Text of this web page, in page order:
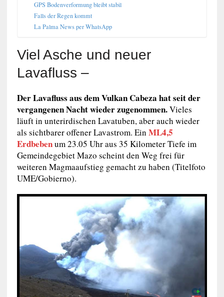
GPS Bodenverformung bleibt stabil
Falls der Regen kommt
La Palma News per WhatsApp
Viel Asche und neuer
Lavafluss –
Der Lavafluss aus dem Vulkan Cabeza hat seit der
vergangenen Nacht wieder zugenommen.Vieles
läuft in unterirdischen Lavatuben, aber auch wieder
als sichtbarer offener Lavastrom. Ein ML4,5
Erdbebenum 23.05 Uhr aus 35 Kilometer Tiefe im
Gemeindegebiet Mazo scheint den Weg frei für
weiteren Magmaaufstieg gemacht zu haben (Titelfoto
UME/Gobierno).